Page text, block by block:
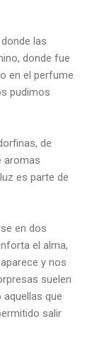
las
donde fue
en el perfume
pudimos
de
aromas
es parte de
en dos
el alma,
y nos
suelen
aquellas que
salir